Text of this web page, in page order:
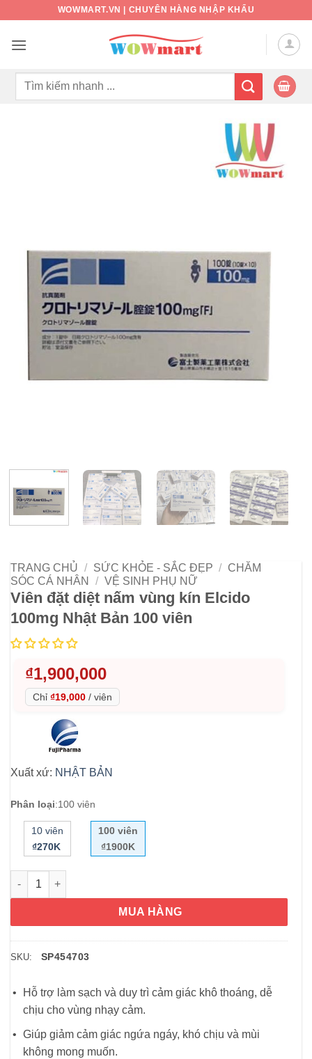
nội
WOWMART.VN | CHUYÊN HÀNG NHẬP KHẨU
Tìm
TRANG CHỦ / SỨC KHỎE - SẮC ĐẸP / CHĂM
SÓC CÁ NHÂN
/ VỆ SINH PHỤ NỮ
Viên đặt diệt nấm vùng kín Elcido
100mg Nhật Bản 100 viên
₫1,900,000
Chỉ ₫19,000 / viên
Xuất xứ: NHẬT BẢN
Phân loại:100 viên
10 viên
₫270K
100 viên
₫1900K
Viên đặt diệt nấm vùng kín Elcido 100mg Nhật Bản 100 viên
MUA HÀNG
SKU: SP454703
Hỗ trợ làm sạch và duy trì cảm giác khô thoáng, dễ
chịu cho vùng nhạy cảm.
Giúp giảm cảm giác ngứa ngáy, khó chịu và mùi
không mong muốn.